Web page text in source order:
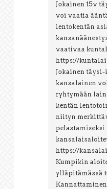
Jokainen 15v
voi vaatia
lentokentän
vaativaa
https://
Jokainen
kansalainen
ryhtymään
kentän
niityn
https://
Kumpikin
ylläpitämässä